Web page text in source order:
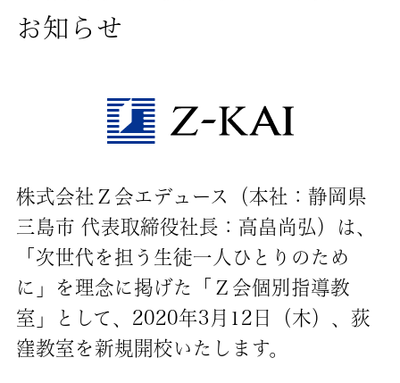
お知らせ
株式会社Ｚ会エデュース（本社：静岡県
三島市 代表取締役社長：高畠尚弘）は、
「次世代を担う生徒一人ひとりのため
に」を理念に掲げた「Ｚ会個別指導教
室」として、2020年3月12日（木）、荻
窪教室を新規開校いたします。